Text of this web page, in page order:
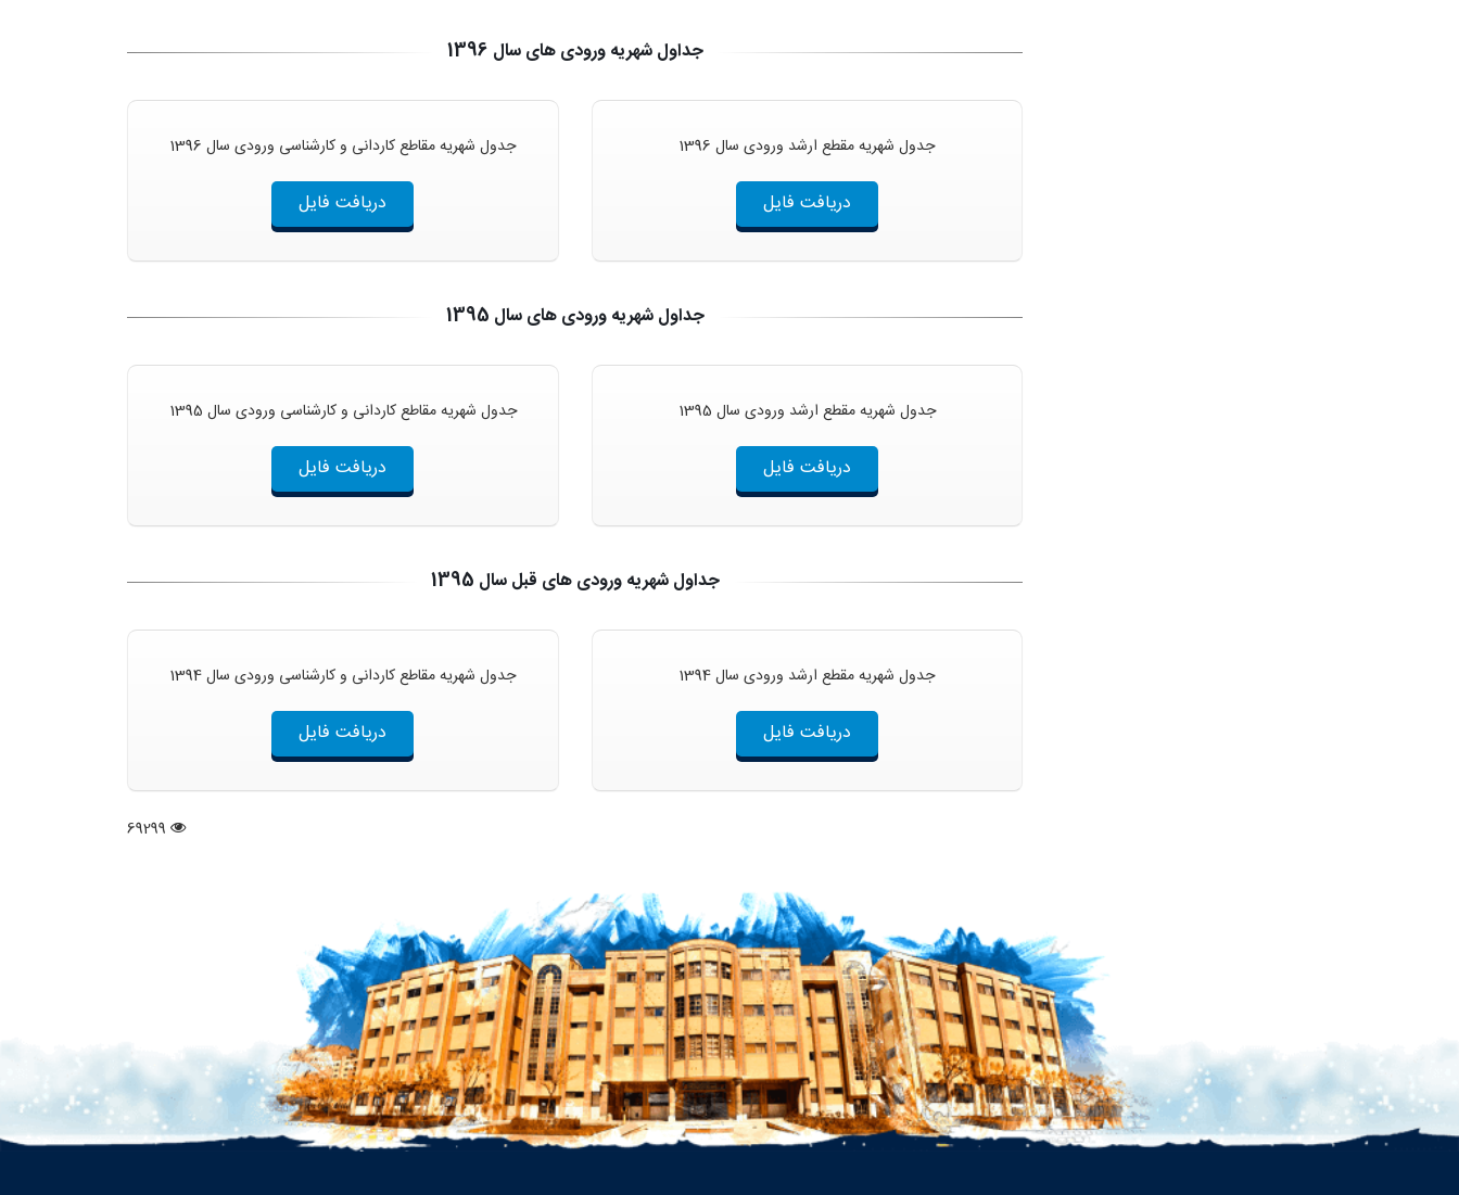
جداول شهریه ورودی های سال 1396
جدول شهریه مقاطع کاردانی و کارشناسی ورودی سال 1396
دریافت فایل
جدول شهریه مقطع ارشد ورودی سال 1396
دریافت فایل
جداول شهریه ورودی های سال 1395
جدول شهریه مقاطع کاردانی و کارشناسی ورودی سال 1395
دریافت فایل
جدول شهریه مقطع ارشد ورودی سال 1395
دریافت فایل
جداول شهریه ورودی های قبل سال 1395
جدول شهریه مقاطع کاردانی و کارشناسی ورودی سال 1394
دریافت فایل
جدول شهریه مقطع ارشد ورودی سال 1394
دریافت فایل